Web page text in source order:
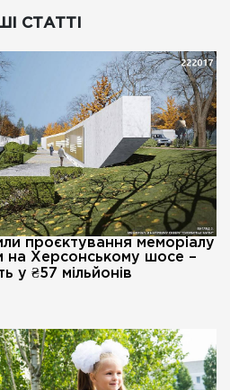
СТАТТІ
проєктування меморіалу
на Херсонському шосе –
у ₴57 мільйонів